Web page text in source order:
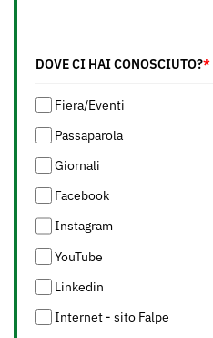
DOVE CI HAI CONOSCIUTO?*
Fiera/Eventi
Passaparola
Giornali
Facebook
Instagram
YouTube
Linkedin
Internet - sito Falpe